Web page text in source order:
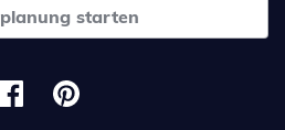
starten